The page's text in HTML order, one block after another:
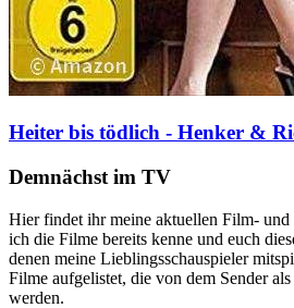
Heiter bis tödlich - Henker &
Demnächst im TV
Hier findet ihr meine aktuellen Film- und
ich die Filme bereits kenne und euch
denen meine Lieblingsschauspieler
Filme aufgelistet, die von dem Sender
werden.